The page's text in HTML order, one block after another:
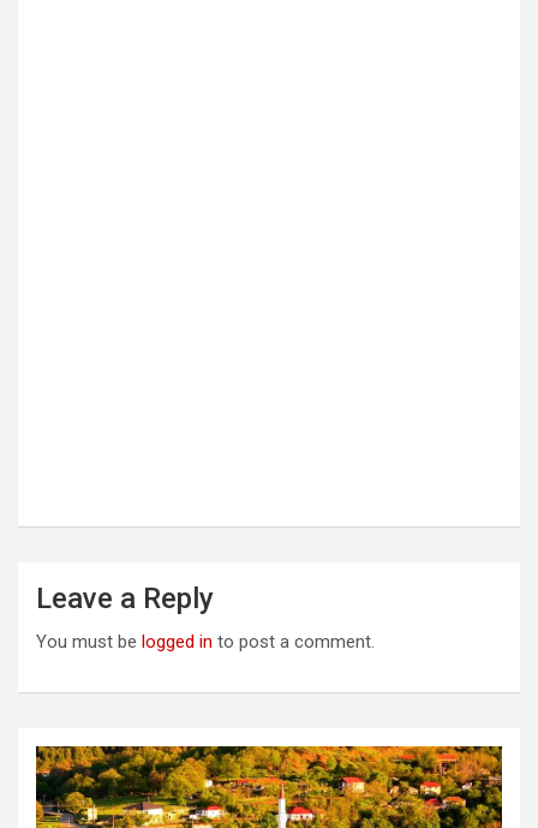
Leave a Reply
You must be logged in to post a comment.